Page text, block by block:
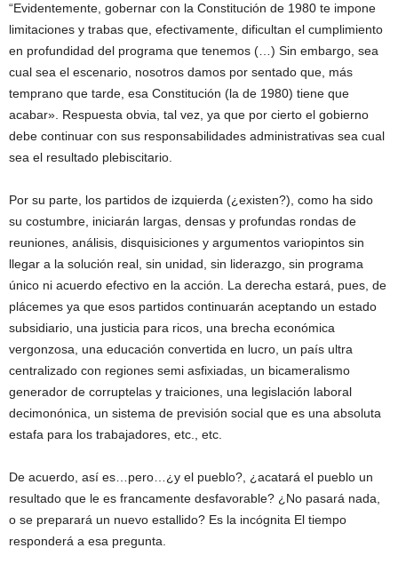
“Evidentemente, gobernar con la Constitución de 1980 te impone
limitaciones y trabas que, efectivamente, dificultan el cumplimiento
en profundidad del programa que tenemos (…) Sin embargo, sea
cual sea el escenario, nosotros damos por sentado que, más
temprano que tarde, esa Constitución (la de 1980) tiene que
acabar». Respuesta obvia, tal vez, ya que por cierto el gobierno
debe continuar con sus responsabilidades administrativas sea cual
sea el resultado plebiscitario.
Por su parte, los partidos de izquierda (¿existen?), como ha sido
su costumbre, iniciarán largas, densas y profundas rondas de
reuniones, análisis, disquisiciones y argumentos variopintos sin
llegar a la solución real, sin unidad, sin liderazgo, sin programa
único ni acuerdo efectivo en la acción. La derecha estará, pues, de
plácemes ya que esos partidos continuarán aceptando un estado
subsidiario, una justicia para ricos, una brecha económica
vergonzosa, una educación convertida en lucro, un país ultra
centralizado con regiones semi asfixiadas, un bicameralismo
generador de corruptelas y traiciones, una legislación laboral
decimonónica, un sistema de previsión social que es una absoluta
estafa para los trabajadores, etc., etc.
De acuerdo, así es…pero…¿y el pueblo?, ¿acatará el pueblo un
resultado que le es francamente desfavorable? ¿No pasará nada,
o se preparará un nuevo estallido? Es la incógnita El tiempo
responderá a esa pregunta.